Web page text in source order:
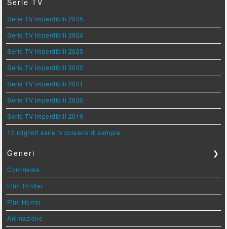
Serie TV imperdibili 2025
Serie TV imperdibili 2024
Serie TV imperdibili 2023
Serie TV imperdibili 2022
Serie TV imperdibili 2021
Serie TV imperdibili 2020
Serie TV imperdibili 2019
10 migliori serie tv coreane di sempre
Generi ❯
Commedie
Film Thriller
Film Horror
Animazione